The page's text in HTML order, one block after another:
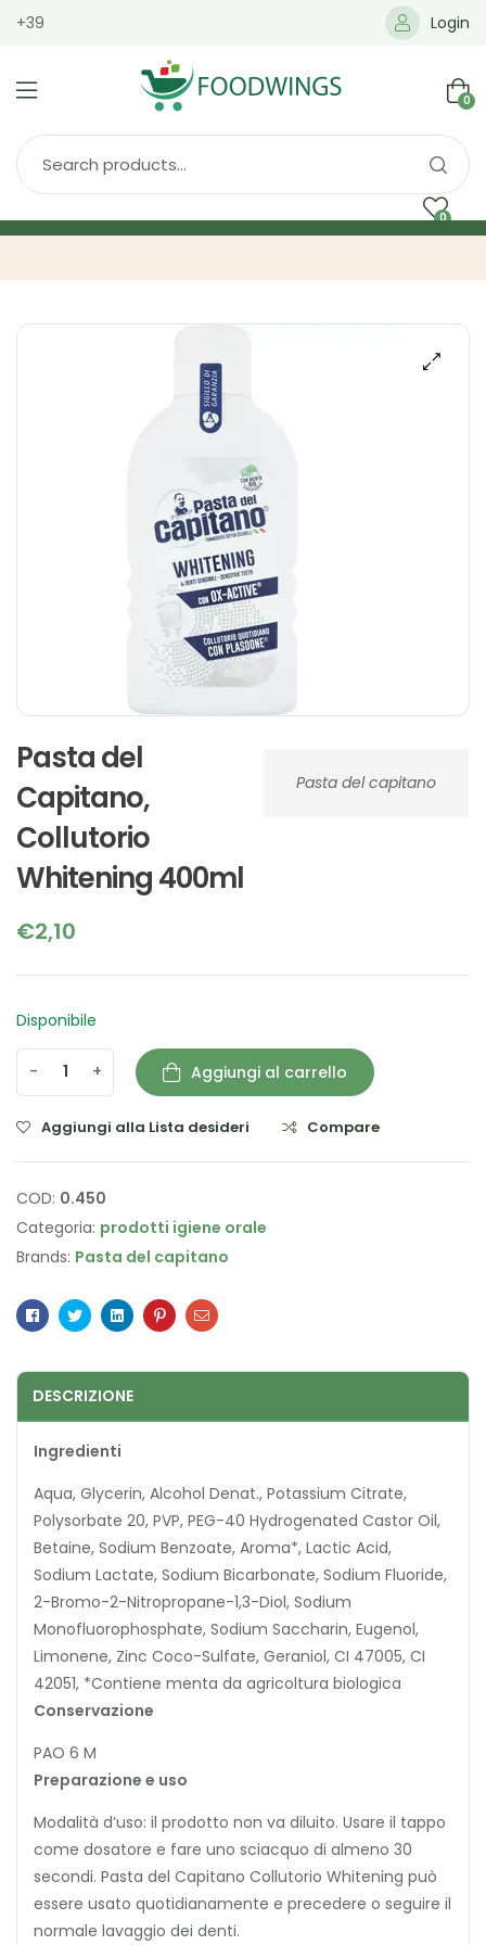
+39 Login
0
0
Pasta del capitano
Pasta del
Capitano,
Collutorio
Whitening 400ml
€2,10
Disponibile
- + Aggiungi al carrello
Aggiungi alla Lista desideri Compare
COD: 0.450
Categoria: prodotti igiene orale
Brands: Pasta del capitano
Facebook
TwitterLinkedinPinterestEmail
DESCRIZIONE
Ingredienti
Aqua, Glycerin, Alcohol Denat., Potassium Citrate,
Polysorbate 20, PVP, PEG-40 Hydrogenated Castor Oil,
Betaine, Sodium Benzoate, Aroma*, Lactic Acid,
Sodium Lactate, Sodium Bicarbonate, Sodium Fluoride,
2-Bromo-2-Nitropropane-1,3-Diol, Sodium
Monofluorophosphate, Sodium Saccharin, Eugenol,
Limonene, Zinc Coco-Sulfate, Geraniol, CI 47005, CI
42051, *Contiene menta da agricoltura biologica
Conservazione
PAO 6 M
Preparazione e uso
Modalità d’uso: il prodotto non va diluito. Usare il tappo
come dosatore e fare uno sciacquo di almeno 30
secondi. Pasta del Capitano Collutorio Whitening può
essere usato quotidianamente e precedere o seguire il
normale lavaggio dei denti.